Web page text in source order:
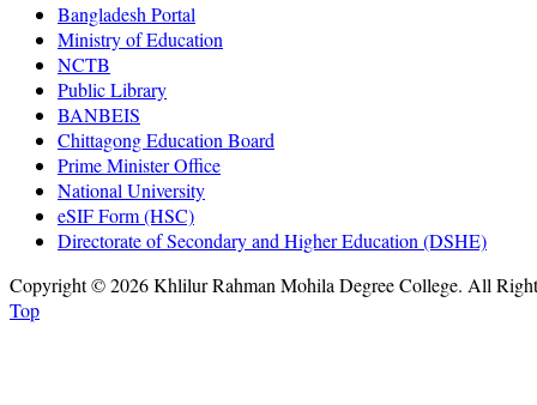
Bangladesh Portal
Ministry of Education
NCTB
Public Library
BANBEIS
Chittagong Education Board
Prime Minister Office
National University
eSIF Form (HSC)
Directorate of Secondary and Higher Education (DSHE)
Copyright © 2026 Khlilur Rahman Mohila Degree College. All
Top